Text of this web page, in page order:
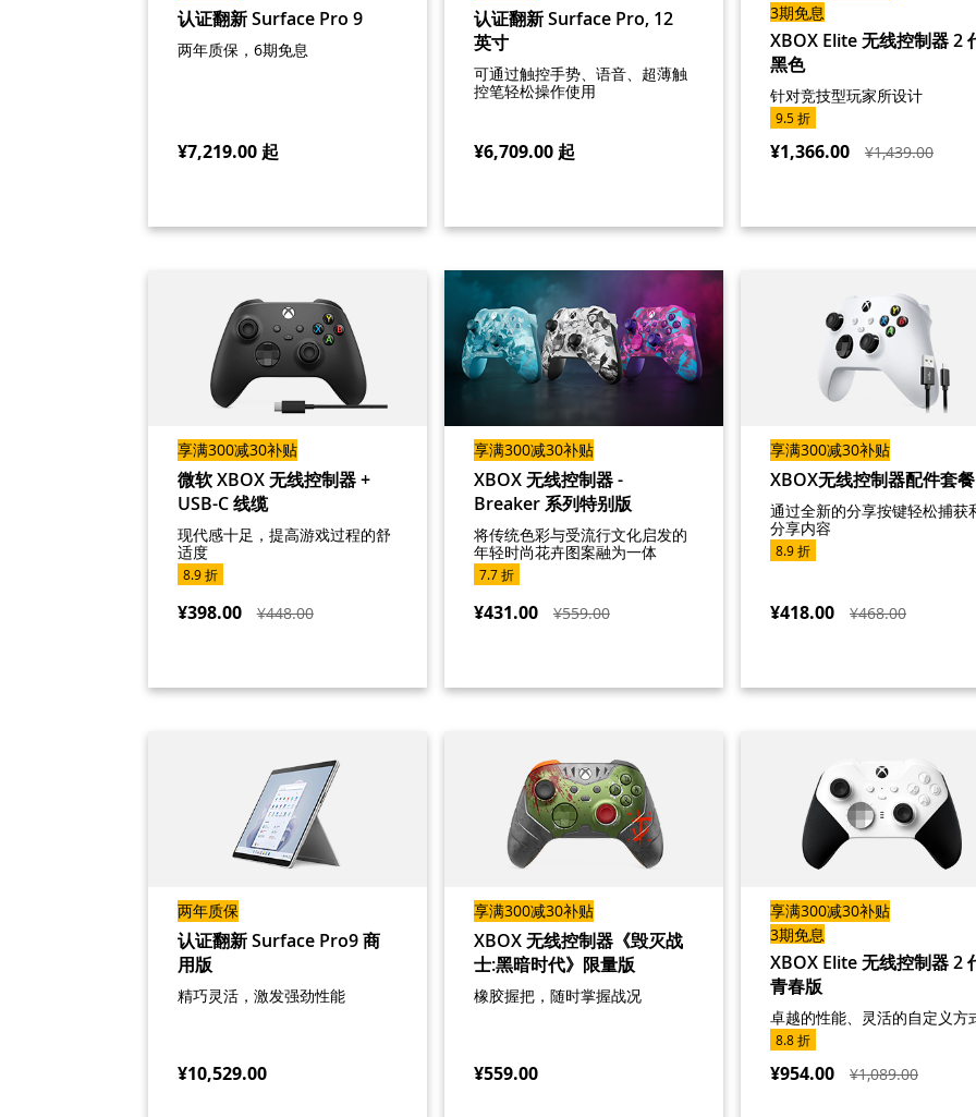
认证翻新 Surface Pro 9
两年质保，6期免息
¥7,219.00 起
认证翻新 Surface Pro, 12
英寸
可通过触控手势、语音、超薄触
控笔轻松操作使用
¥6,709.00 起
3期免息
XBOX Elite 无线控制器 2
黑色
针对竞技型玩家所设计
9.5 折
¥1,366.00 ¥1,439.00
享满300减30补贴
微软 XBOX 无线控制器 +
USB-C 线缆
现代感十足，提高游戏过程的舒
适度
8.9 折
¥398.00 ¥448.00
享满300减30补贴
XBOX 无线控制器 -
Breaker 系列特别版
将传统色彩与受流行文化启发的
年轻时尚花卉图案融为一体
7.7 折
¥431.00 ¥559.00
享满300减30补贴
XBOX无线控制器配件套餐
通过全新的分享按键轻松捕获
分享内容
8.9 折
¥418.00 ¥468.00
两年质保
认证翻新 Surface Pro9 商
用版
精巧灵活，激发强劲性能
¥10,529.00
享满300减30补贴
XBOX 无线控制器《毁灭战
士:黑暗时代》限量版
橡胶握把，随时掌握战况
¥559.00
享满300减30补贴
3期免息
XBOX Elite 无线控制器 2
青春版
卓越的性能、灵活的自定义方
8.8 折
¥954.00 ¥1,089.00